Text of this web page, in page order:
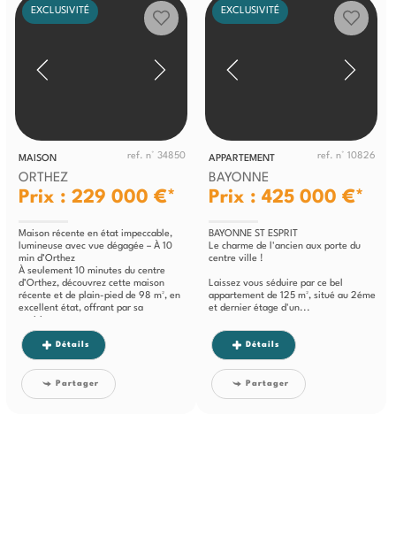
EXCLUSIVITÉ
MAISON ref. n° 34850
ORTHEZ
Prix : 229 000 €*
Maison récente en état impeccable,
lumineuse avec vue dégagée – À 10
min d’Orthez
À seulement 10 minutes du centre
d’Orthez, découvrez cette maison
récente et de plain-pied de 98 m², en
excellent état, offrant par sa
Détails
Partager
EXCLUSIVITÉ
APPARTEMENT ref. n° 10826
BAYONNE
Prix : 425 000 €*
BAYONNE ST ESPRIT
Le charme de l'ancien aux porte du
centre ville !
Laissez vous séduire par ce bel
appartement de 125 m², situé au 2éme
et dernier étage d'un...
Détails
Partager